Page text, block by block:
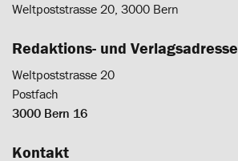
Weltpoststrasse 20, 3000 Bern
Redaktions- und Verlagsadresse
Weltpoststrasse 20
Postfach
3000 Bern 16
Kontakt